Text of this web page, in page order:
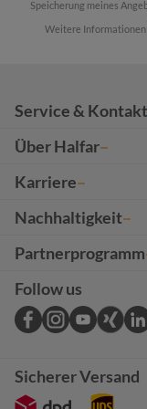
Speicherung meines
Weitere Informationen
Service & Kontakt
Über Halfar
Karriere
Nachhaltigkeit
Partnerprogramm
Follow us
Sicherer Versand